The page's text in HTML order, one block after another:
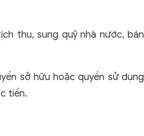
thu, sung quỹ nhà nước, bán
sở hữu hoặc quyền sử dụng
tiền.